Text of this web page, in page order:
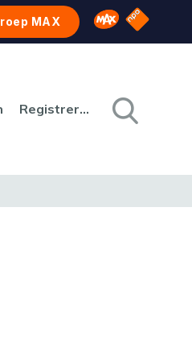
MAX Omroep MAX
NPO
Registreren